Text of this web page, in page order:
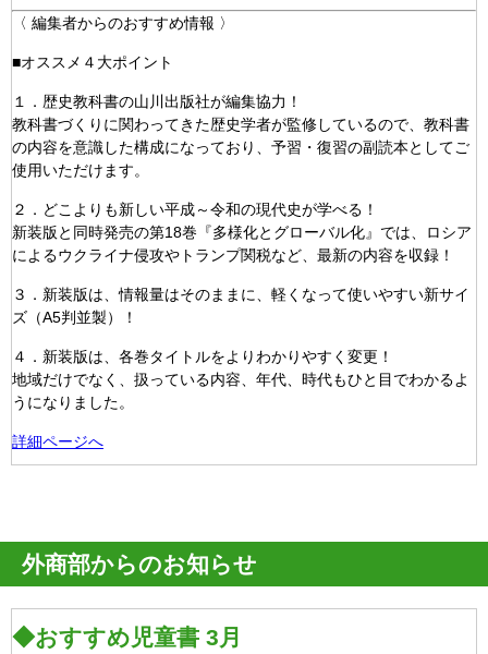
〈 編集者からのおすすめ情報 〉
■オススメ４大ポイント
１．歴史教科書の山川出版社が編集協力！
教科書づくりに関わってきた歴史学者が監修しているので、教科書
の内容を意識した構成になっており、予習・復習の副読本としてご
使用いただけます。
２．どこよりも新しい平成～令和の現代史が学べる！
新装版と同時発売の第18巻『多様化とグローバル化』では、ロシア
によるウクライナ侵攻やトランプ関税など、最新の内容を収録！
３．新装版は、情報量はそのままに、軽くなって使いやすい新サイ
ズ（A5判並製）！
４．新装版は、各巻タイトルをよりわかりやすく変更！
地域だけでなく、扱っている内容、年代、時代もひと目でわかるよ
うになりました。
詳細ページへ
外商部からのお知らせ
◆おすすめ児童書 3月